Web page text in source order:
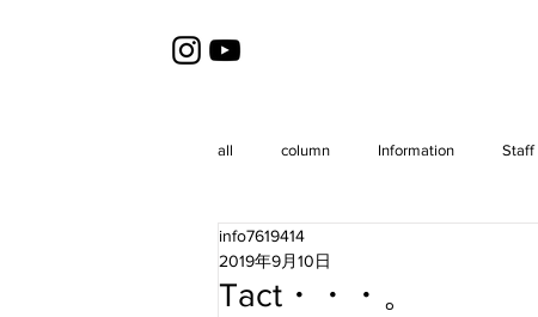
all column Information Staff
Tact・・・。
info7619414
2019年9月10日